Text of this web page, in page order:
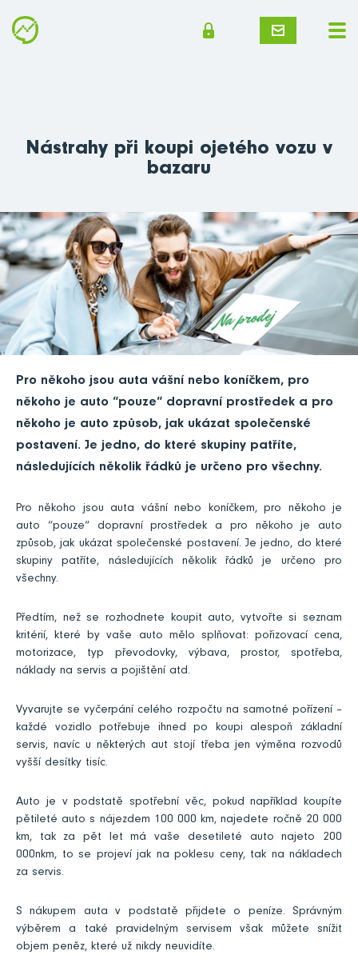
Nástrahy při koupi ojetého vozu v
bazaru
Pro někoho jsou auta vášní nebo koníčkem, pro
někoho je auto “pouze“ dopravní prostředek a pro
někoho je auto způsob, jak ukázat společenské
postavení. Je jedno, do které skupiny patříte,
následujících několik řádků je určeno pro všechny.
Pro někoho jsou auta vášní nebo koníčkem, pro někoho je
auto “pouze“ dopravní prostředek a pro někoho je auto
způsob, jak ukázat společenské postavení. Je jedno, do které
skupiny patříte, následujících několik řádků je určeno pro
všechny.
Předtím, než se rozhodnete koupit auto, vytvořte si seznam
kritérií, které by vaše auto mělo splňovat: pořizovací cena,
motorizace, typ převodovky, výbava, prostor, spotřeba,
náklady na servis a pojištění atd.
Vyvarujte se vyčerpání celého rozpočtu na samotné pořízení –
každé vozidlo potřebuje ihned po koupi alespoň základní
servis, navíc u některých aut stojí třeba jen výměna rozvodů
vyšší desítky tisíc.
Auto je v podstatě spotřební věc, pokud například koupíte
pětileté auto s nájezdem 100 000 km, najedete ročně 20 000
km, tak za pět let má vaše desetileté auto najeto 200
000nkm, to se projeví jak na poklesu ceny, tak na nákladech
za servis.
S nákupem auta v podstatě přijdete o peníze. Správným
výběrem a také pravidelným servisem však můžete snížit
objem peněz, které už nikdy neuvidíte.